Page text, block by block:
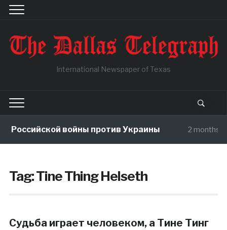
International Newspaper of Texas
Российской войны против Украины 2 months
Tag:Tine Thing Helseth
Судьба играет человеком, а Тине Тинг